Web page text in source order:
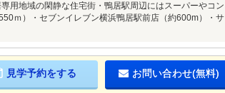
用地域の閑静な住宅街・鴨居駅周辺にはスーパーやコン
）・セブンイレブン横浜鴨居駅前店（約600m）・サ
見学予約をする お問い合わせ(無料)